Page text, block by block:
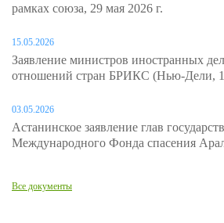
рамках союза, 29 мая 2026 г.
15.05.2026
Заявление министров иностранных
отношений стран БРИКС (Нью-Дели,
03.05.2026
Астанинское заявление глав
Международного Фонда спасения
Все документы